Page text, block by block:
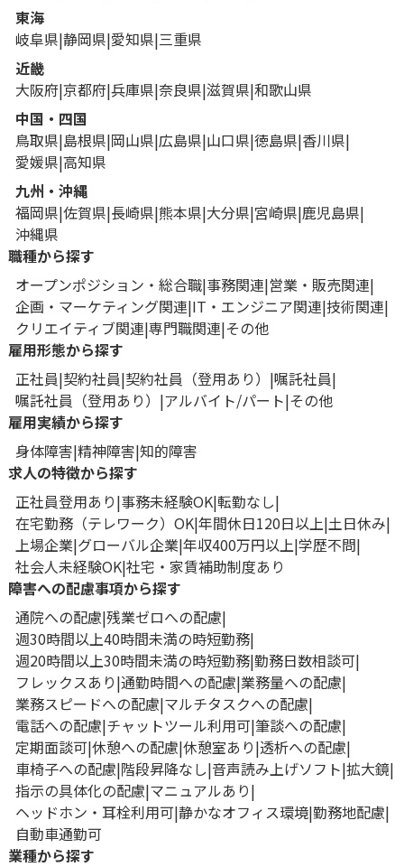
東海
岐阜県 静岡県 愛知県 三重県
近畿
大阪府 京都府 兵庫県 奈良県 滋賀県 和歌山県
中国・四国
鳥取県 島根県 岡山県 広島県 山口県 徳島県 香川県
愛媛県 高知県
九州・沖縄
福岡県 佐賀県 長崎県 熊本県 大分県 宮崎県 鹿児島県
沖縄県
職種から探す
オープンポジション・総合職 事務関連 営業・販売関連
企画・マーケティング関連 IT・エンジニア関連 技術関連
クリエイティブ関連 専門職関連 その他
雇用形態から探す
正社員 契約社員 契約社員（登用あり）
嘱託社員
嘱託社員（登用あり）
アルバイト/パート その他
雇用実績から探す
身体障害 精神障害 知的障害
求人の特徴から探す
正社員登用あり 事務未経験OK 転勤なし
在宅勤務（テレワーク）OK 年間休日120日以上 土日休み
上場企業 グローバル企業 年収400万円以上 学歴不問
社会人未経験OK 社宅・家賃補助制度あり
障害への配慮事項から探す
通院への配慮 残業ゼロへの配慮
週30時間以上40時間未満の時短勤務
週20時間以上30時間未満の時短勤務 勤務日数相談可
フレックスあり 通勤時間への配慮 業務量への配慮
業務スピードへの配慮 マルチタスクへの配慮
電話への配慮 チャットツール利用可 筆談への配慮
定期面談可 休憩への配慮 休憩室あり 透析への配慮
車椅子への配慮 階段昇降なし 音声読み上げソフト 拡大鏡
指示の具体化の配慮 マニュアルあり
ヘッドホン・耳栓利用可 静かなオフィス環境 勤務地配慮
自動車通勤可
業種から探す